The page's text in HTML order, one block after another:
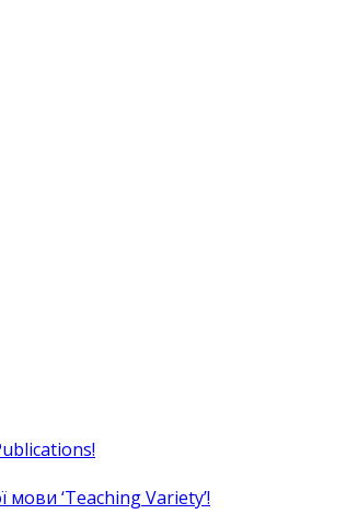
мови ‘Teaching Variety’!